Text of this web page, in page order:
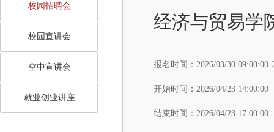
校园招聘会
校园宣讲会
空中宣讲会
就业创业讲座
经济与贸易学
报名时间： 2026/03/30
开始时间： 2026/04/23 14:00:00
结束时间： 2026/04/23 17:00:00